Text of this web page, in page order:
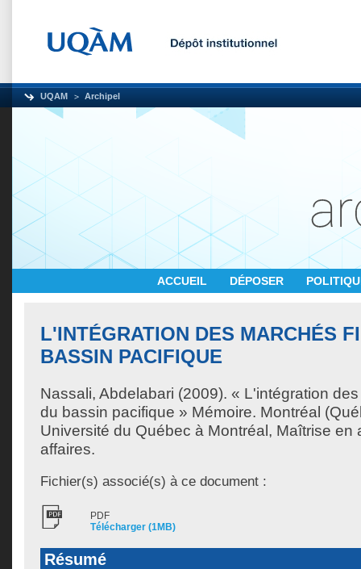
UQAM Archipel
ACCUEIL DÉPOSER
L'INTÉGRATION DES MARCHÉS
BASSIN PACIFIQUE
Nassali, Abdelabari (2009). « L'intégration
du bassin pacifique » Mémoire. Montréal
Université du Québec à Montréal, Maîtrise en
affaires.
Fichier(s) associé(s) à ce document :
PDF
Télécharger (1MB)
Résumé